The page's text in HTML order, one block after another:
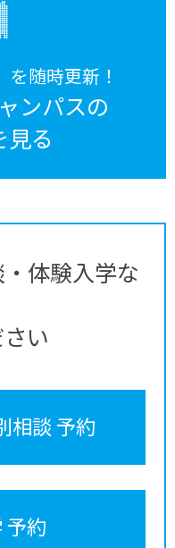
随時更新！
ンパスの
見る
体験入学な
い
相談 予約
予約